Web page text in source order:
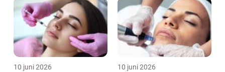
10 juni 2026 10 juni 2026